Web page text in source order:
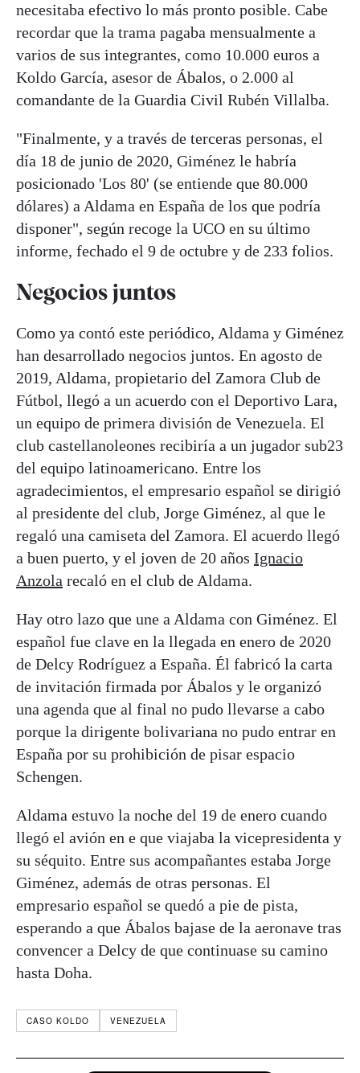
necesitaba efectivo lo más pronto posible. Cabe
recordar que la trama pagaba mensualmente a
varios de sus integrantes, como 10.000 euros a
Koldo García, asesor de Ábalos, o 2.000 al
comandante de la Guardia Civil Rubén Villalba.
"Finalmente, y a través de terceras personas, el
día 18 de junio de 2020, Giménez le habría
posicionado 'Los 80' (se entiende que 80.000
dólares) a Aldama en España de los que podría
disponer", según recoge la UCO en su último
informe, fechado el 9 de octubre y de 233 folios.
Negocios juntos
Como ya contó este periódico, Aldama y Giménez
han desarrollado negocios juntos. En agosto de
2019, Aldama, propietario del Zamora Club de
Fútbol, llegó a un acuerdo con el Deportivo Lara,
un equipo de primera división de Venezuela. El
club castellanoleones recibiría a un jugador sub23
del equipo latinoamericano. Entre los
agradecimientos, el empresario español se dirigió
al presidente del club, Jorge Giménez, al que le
regaló una camiseta del Zamora. El acuerdo llegó
a buen puerto, y el joven de 20 años Ignacio
Anzola recaló en el club de Aldama.
Hay otro lazo que une a Aldama con Giménez. El
español fue clave en la llegada en enero de 2020
de Delcy Rodríguez a España. Él fabricó la carta
de invitación firmada por Ábalos y le organizó
una agenda que al final no pudo llevarse a cabo
porque la dirigente bolivariana no pudo entrar en
España por su prohibición de pisar espacio
Schengen.
Aldama estuvo la noche del 19 de enero cuando
llegó el avión en e que viajaba la vicepresidenta y
su séquito. Entre sus acompañantes estaba Jorge
Giménez, además de otras personas. El
empresario español se quedó a pie de pista,
esperando a que Ábalos bajase de la aeronave tras
convencer a Delcy de que continuase su camino
hasta Doha.
CASO KOLDO VENEZUELA